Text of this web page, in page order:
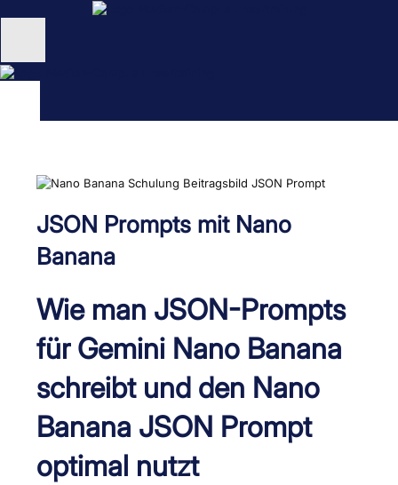
Inhalt
Unternehmen
JSON Prompts mit Nano
Banana
Wie man JSON-Prompts
für Gemini Nano Banana
schreibt und den Nano
Banana JSON Prompt
optimal nutzt